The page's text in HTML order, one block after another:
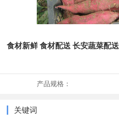
食材新鲜 食材配送 长安蔬菜配送
产品规格：
关键词